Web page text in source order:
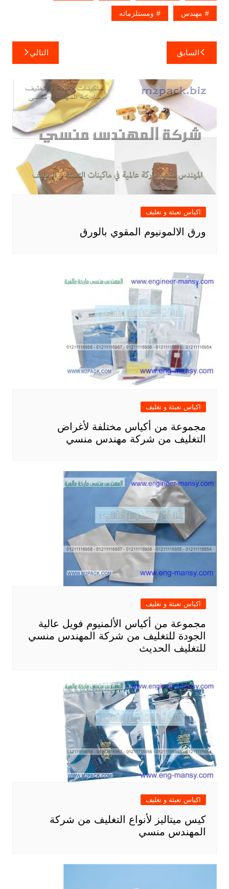
مهندس ومستلزماته
تصفّح
المقالات
السابق التالي
اكياس تعبئة و تغليف
ورق الالمونيوم المقوي بالورق
اكياس تعبئة و تغليف
مجموعة من أكياس مختلفة لأغراض
التغليف من شركة مهندس منسي
اكياس تعبئة و تغليف
مجموعة من أكياس الألمنيوم فويل عالية
الجودة للتغليف من شركة المهندس منسي
للتغليف الحديث
اكياس تعبئة و تغليف
كيس ميتاليز لأنواع التغليف من شركة
المهندس منسي